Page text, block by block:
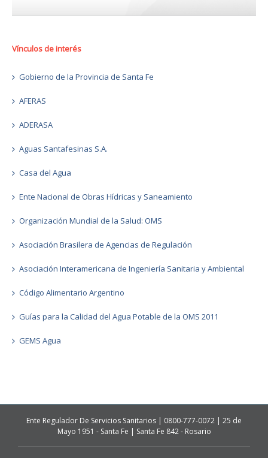
Vínculos de interés
Gobierno de la Provincia de Santa Fe
AFERAS
ADERASA
Aguas Santafesinas S.A.
Casa del Agua
Ente Nacional de Obras Hídricas y Saneamiento
Organización Mundial de la Salud: OMS
Asociación Brasilera de Agencias de Regulación
Asociación Interamericana de Ingeniería Sanitaria y Ambiental
Código Alimentario Argentino
Guías para la Calidad del Agua Potable de la OMS 2011
GEMS Agua
Ente Regulador De Servicios Sanitarios | 0800-777-0072 | 25 de
Mayo 1951 - Santa Fe | Santa Fe 842 - Rosario